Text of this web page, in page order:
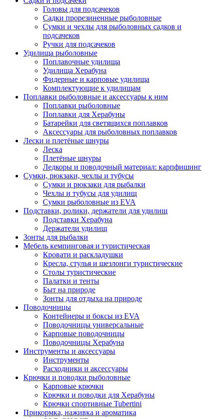
Головы для подсачеков
Садки прорезиненные рыболовные
Сумки и чехлы для рыболовных садков и
подсачеков
Ручки для подсачеков
Удилища рыболовные
Поплавочные удилища
Удилища Херабуна
Фидерные и карповые удилища
Комплектующие к удилищам
Поплавки рыболовные и аксессуары к ним
Поплавки рыболовные
Поплавки для Херабуны
Батарейки для светящихся поплавков
Аксессуары для рыболовных поплавков
Лески и плетёные шнуры
Леска
Плетёные шнуры
Ледкоры и поводочный материал: карпфишинг
Сумки, рюкзаки, чехлы и тубусы
Сумки и рюкзаки для рыбалки
Чехлы и тубусы для удилищ
Сумки рыболовные из EVA
Подставки, ролики, держатели для удилищ
Подставки Херабуна
Держатели удилищ
Зонты для рыбалки
Мебель кемпинговая и туристическая
Кровати и раскладушки
Кресла, стулья и шезлонги туристические
Столы туристические
Палатки и тенты
Быт на природе
Зонты для отдыха на природе
Поводочницы
Контейнеры и боксы из EVA
Поводочницы универсальные
Карповые поводочницы
Поводочницы Херабуна
Инструменты и аксессуары
Инструменты
Расходники и аксессуары
Крючки и поводки рыболовные
Карповые крючки
Крючки и поводки для Херабуны
Крючки спортивные Tubertini
Прикормка, наживка и ароматика